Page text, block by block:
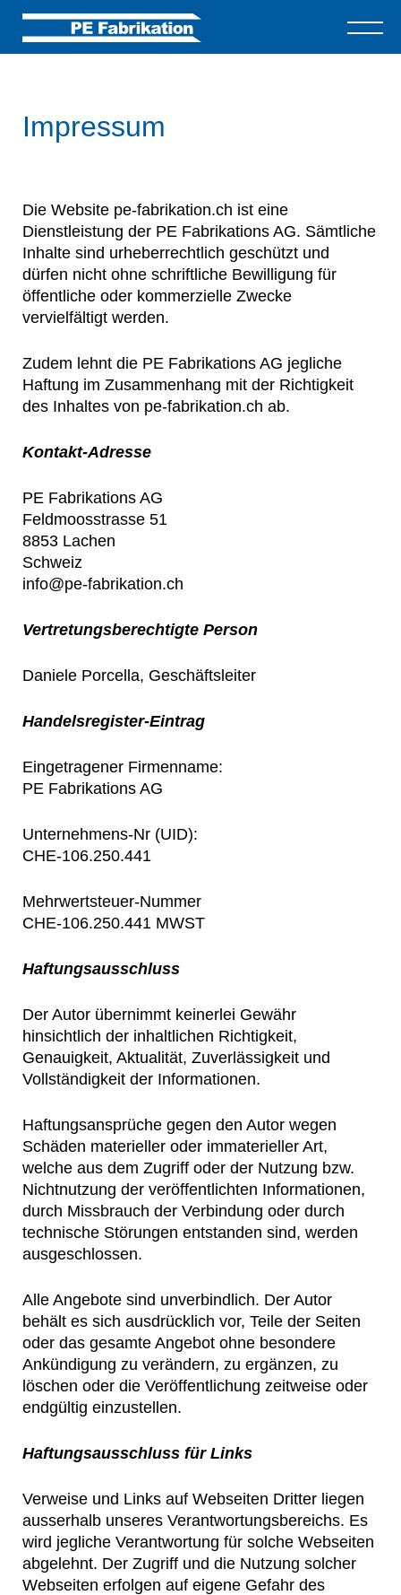
Impressum
Die Website pe-fabrikation.ch ist eine
Dienstleistung der PE Fabrikations AG. Sämtliche
Inhalte sind urheberrechtlich geschützt und
dürfen nicht ohne schriftliche Bewilligung für
öffentliche oder kommerzielle Zwecke
vervielfältigt werden.
Zudem lehnt die PE Fabrikations AG jegliche
Haftung im Zusammenhang mit der Richtigkeit
des Inhaltes von pe-fabrikation.ch ab.
Kontakt-Adresse
PE Fabrikations AG
Feldmoosstrasse 51
8853 Lachen
Schweiz
info@pe-fabrikation.ch
Vertretungsberechtigte Person
Daniele Porcella, Geschäftsleiter
Handelsregister-Eintrag
Eingetragener Firmenname:
PE Fabrikations AG
Unternehmens-Nr (UID):
CHE-106.250.441
Mehrwertsteuer-Nummer
CHE-106.250.441 MWST
Haftungsausschluss
Der Autor übernimmt keinerlei Gewähr
hinsichtlich der inhaltlichen Richtigkeit,
Genauigkeit, Aktualität, Zuverlässigkeit und
Vollständigkeit der Informationen.
Haftungsansprüche gegen den Autor wegen
Schäden materieller oder immaterieller Art,
welche aus dem Zugriff oder der Nutzung bzw.
Nichtnutzung der veröffentlichten Informationen,
durch Missbrauch der Verbindung oder durch
technische Störungen entstanden sind, werden
ausgeschlossen.
Alle Angebote sind unverbindlich. Der Autor
behält es sich ausdrücklich vor, Teile der Seiten
oder das gesamte Angebot ohne besondere
Ankündigung zu verändern, zu ergänzen, zu
löschen oder die Veröffentlichung zeitweise oder
endgültig einzustellen.
Haftungsausschluss für Links
Verweise und Links auf Webseiten Dritter liegen
ausserhalb unseres Verantwortungsbereichs. Es
wird jegliche Verantwortung für solche Webseiten
abgelehnt. Der Zugriff und die Nutzung solcher
Webseiten erfolgen auf eigene Gefahr des